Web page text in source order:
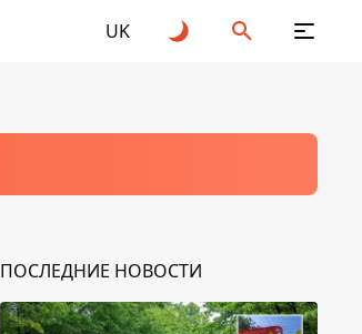
UK
ПОСЛЕДНИЕ НОВОСТИ